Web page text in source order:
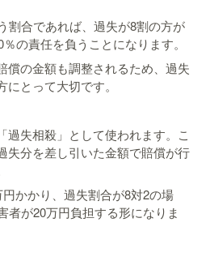
割合であれば、過失が8割の方が
の責任を負うことになります。
償の金額も調整されるため、過失
とって大切です。
過失相殺」として使われます。こ
失分を差し引いた金額で賠償が行
かかり、過失割合が8対2の場
者が20万円負担する形になりま